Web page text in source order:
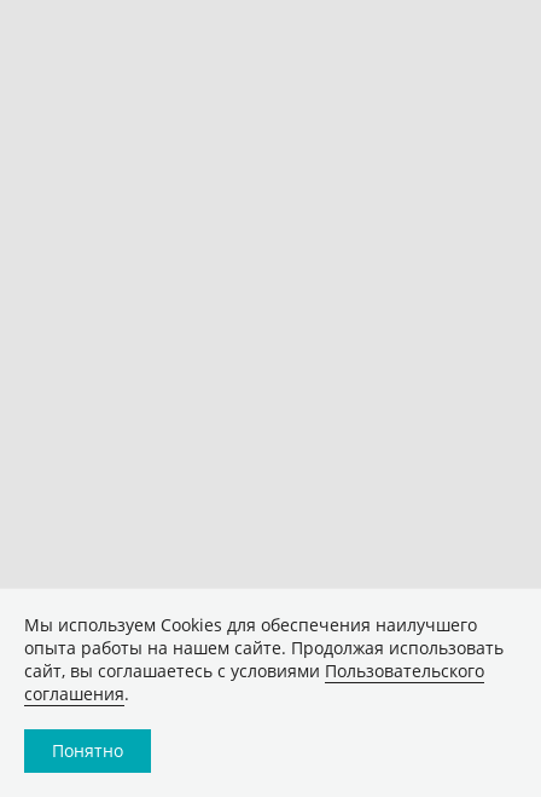
Мы используем Сookies для обеспечения наилучшего
опыта работы на нашем сайте. Продолжая использовать
сайт, вы соглашаетесь с условиями Пользовательского
соглашения.
Понятно